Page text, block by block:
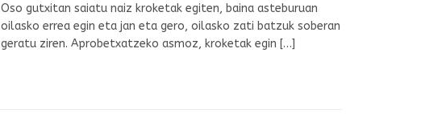
Oso gutxitan saiatu naiz kroketak egiten, baina asteburuan
oilasko errea egin eta jan eta gero, oilasko zati batzuk soberan
geratu ziren. Aprobetxatzeko asmoz, kroketak egin […]